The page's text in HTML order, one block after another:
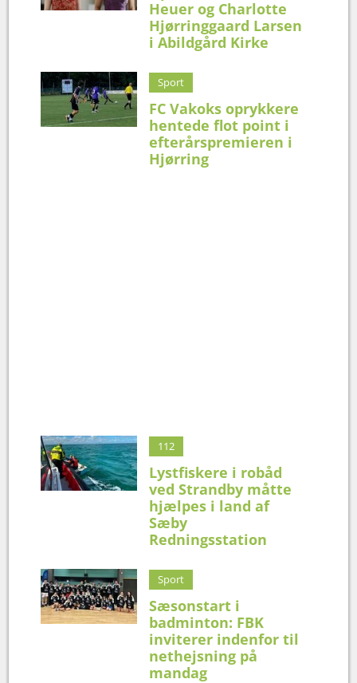
Heuer og Charlotte
Hjørringgaard Larsen
i Abildgård Kirke
Sport
FC Vakoks oprykkere
hentede flot point i
efterårspremieren i
Hjørring
112
Lystfiskere i robåd
ved Strandby måtte
hjælpes i land af
Sæby
Redningsstation
Sport
Sæsonstart i
badminton: FBK
inviterer indenfor til
nethejsning på
mandag